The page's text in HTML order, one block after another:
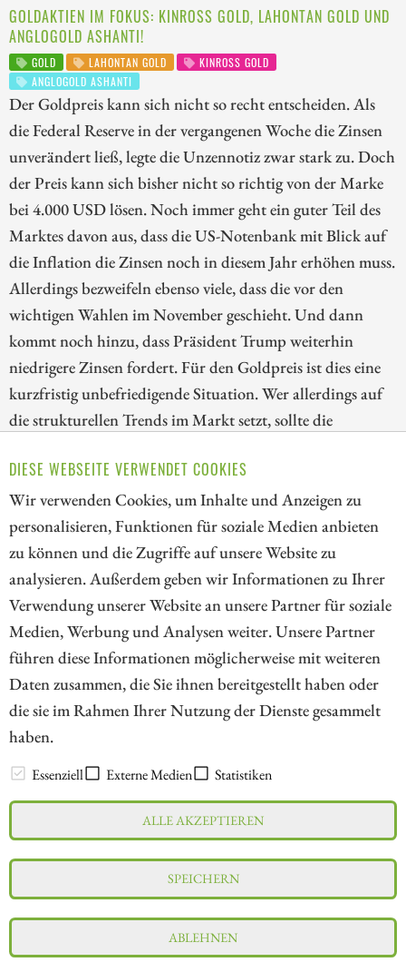
DIESE WEBSEITE VERWENDET COOKIES
Wir verwenden Cookies, um Inhalte und Anzeigen zu
personalisieren, Funktionen für soziale Medien anbieten
zu können und die Zugriffe auf unsere Website zu
analysieren. Außerdem geben wir Informationen zu Ihrer
Verwendung unserer Website an unsere Partner für soziale
Medien, Werbung und Analysen weiter. Unsere Partner
führen diese Informationen möglicherweise mit weiteren
Daten zusammen, die Sie ihnen bereitgestellt haben oder
die sie im Rahmen Ihrer Nutzung der Dienste gesammelt
haben.
Essenziell Externe Medien Statistiken
ALLE AKZEPTIEREN
SPEICHERN
ABLEHNEN
GOLDAKTIEN IM FOKUS: KINROSS GOLD, LAHONTAN GOLD UND
ANGLOGOLD ASHANTI!
GOLD LAHONTAN GOLD
KINROSS GOLD
ANGLOGOLD ASHANTI
Der Goldpreis kann sich nicht so recht entscheiden. Als
die Federal Reserve in der vergangenen Woche die Zinsen
unverändert ließ, legte die Unzennotiz zwar stark zu. Doch
der Preis kann sich bisher nicht so richtig von der Marke
bei 4.000 USD lösen. Noch immer geht ein guter Teil des
Marktes davon aus, dass die US-Notenbank mit Blick auf
die Inflation die Zinsen noch in diesem Jahr erhöhen muss.
Allerdings bezweifeln ebenso viele, dass die vor den
wichtigen Wahlen im November geschieht. Und dann
kommt noch hinzu, dass Präsident Trump weiterhin
niedrigere Zinsen fordert. Für den Goldpreis ist dies eine
kurzfristig unbefriedigende Situation. Wer allerdings auf
die strukturellen Trends im Markt setzt, sollte die
heute auf die Papiere von Kinross Gold, Lahontan Gold
und AngloGold Ashanti!
ZUM KOMMENTAR
// kapitalerhoehungen.de - © 2026 - Die Informationsplattform für
Investoren und Unternehmen rund um Kapitalerhöhung, Kapitalmarkt
und Unternehmensfinanzierung
LEXIKON
Impressum
Datenschutz
Interessenskonflikt & Risikohinweis
Nutzungsbedingungen